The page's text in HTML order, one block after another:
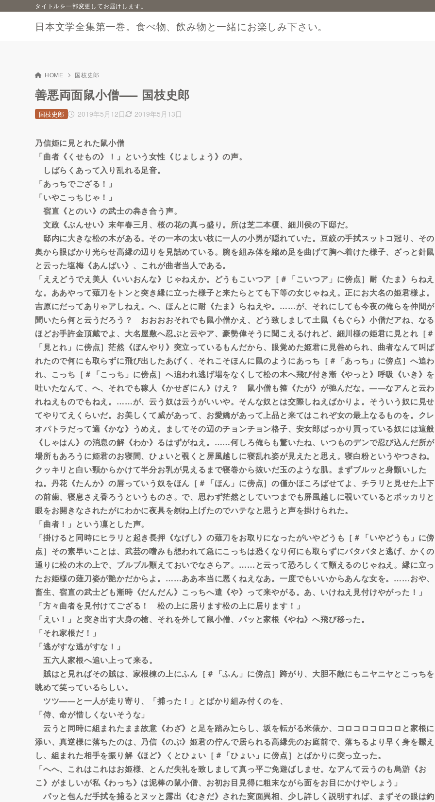
日本文学全集第一巻。食べ物、飲み物と一緒にお楽しみ下さい。
タイトルを一部変更してお届けします。
HOME 国枝史郎
善悪両面鼠小僧—– 国枝史郎
2019年5月12日 2019年5月13日
国枝史郎
乃信姫に見とれた鼠小僧
「曲者《くせもの》！」という女性《じょしょう》の声。
しばらくあって入り乱れる足音。
「あっちでござる！」
「いやこっちじゃ！」
宿直《とのい》の武士の犇き合う声。
文政《ぶんせい》末年春三月、桜の花の真っ盛り。所は芝二本榎、細川侯の下邸だ。
邸内に大きな松の木がある。その一本の太い枝に一人の小男が隠れていた。豆絞の手拭スットコ冠り、その
奥から眼ばかり光らせ高縁の辺りを見詰めている。腕を組み体を縮め足を曲げて胸へ着けた様子、ざっと針鼠
と云った塩梅《あんばい》、これが曲者当人である。
「ええどうでえ美人《いいおんな》じゃねえか。どうもこいつア［＃「こいつア」に傍点］耐《たま》らねえ
な。ああやって薙刀をトンと突き縁に立った様子と来たらとても下等の女じゃねえ。正にお大名の姫君様よ。
吉原にだってありゃアしねえ。へ、ほんとに耐《たま》らねえや。……が、それにしても今夜の俺らを仲間が
聞いたら何と云うだろう？ おおおおそれでも鼠小僧かえ、どう致しまして土鼠《もぐら》小僧だアね、なる
ほどお手許金頂戴でよ、大名屋敷へ忍ぶと云やア、豪勢偉そうに聞こえるけれど、細川様の姫君に見とれ［＃
「見とれ」に傍点］茫然《ぼんやり》突立っているもんだから、眼覚めた姫君に見咎められ、曲者なんて叫ば
れたので何にも取らずに飛び出したあげく、それこそほんに鼠のようにあっち［＃「あっち」に傍点］へ追わ
れ、こっち［＃「こっち」に傍点］へ追われ逃げ場をなくして松の木へ飛び付き漸《やっと》呼吸《いき》を
吐いたなんて、へ、それでも稼人《かせぎにん》けえ？ 鼠小僧も箍《たが》が弛んだな。――なアんと云わ
れねえものでもねえ。……が、云う奴は云うがいいや。そんな奴とは交際しねえばかりよ。そういう奴に見せ
てやりてえくらいだ。お美しくて威があって、お愛嬌があって上品と来てはこれぞ女の最上なるものを。クレ
オパトラだって適《かな》うめえ。ましてその辺のチョンチョン格子、安女郎ばっかり買っている奴には這般
《しゃはん》の消息の解《わか》るはずがねえ。……何しろ俺らも驚いたね、いつものデンで忍び込んだ所が
場所もあろうに姫君のお寝間、ひょいと覗くと屏風越しに寝乱れ姿が見えたと思え。寝白粉というやつさね。
クッキリと白い頸からかけて半分お乳が見えるまで寝巻から抜いだ玉のような肌。まずブルッと身顫いした
ね。丹花《たんか》の唇っていう奴をほん［＃「ほん」に傍点］の僅かほころばせてよ、チラリと見せた上下
の前歯、寝息さえ香ろうというものさ。で、思わず茫然としていつまでも屏風越しに覗いているとポッカリと
眼をお開きなされたがにわかに夜具を刎ね上げたのでハテなと思うと声を掛けられた。
「曲者！」という凜とした声。
「掛けると同時にヒラリと起き長押《なげし》の薙刀をお取りになったがいやどうも［＃「いやどうも」に傍
点］その素早いことは、武芸の嗜みも想われて急にこっちは恐くなり何にも取らずにバタバタと逃げ、かくの
通りに松の木の上で、ブルブル顫えておいでなさらア。……と云って恐ろしくて顫えるのじゃねえ。縁に立っ
たお姫様の薙刀姿が艶かだからよ。……ああ本当に悪くねえなあ。一度でもいいからあんな女を。……おや、
畜生、宿直の武士ども漸時《だんだん》こっちへ遣《や》って来やがる。あ、いけねえ見付けやがった！」
「方々曲者を見付けてござる！ 松の上に居ります松の上に居ります！」
「えい！」と突き出す大身の槍、それを外して鼠小僧、パッと家根《やね》へ飛び移った。
「それ家根だ！」
「逃がすな逃がすな！」
五六人家根へ追い上って来る。
賊はと見ればその賊は、家根棟の上にふん［＃「ふん」に傍点］跨がり、大胆不敵にもニヤニヤとこっちを
眺めて笑っているらしい。
ツツ――と一人が走り寄り、「捕った！」とばかり組み付くのを、
「侍、命が惜しくないそうな」
云うと同時に組まれたまま故意《わざ》と足を踏み辷らし、坂を転がる米俵か、コロコロコロコロと家根に
添い、真逆様に落ちたのは、乃信《のぶ》姫君の佇んで居られる高縁先のお庭前で、落ちるより早く身を飜え
し、組まれた相手を振り解《ほど》くとひょい［＃「ひょい」に傍点］とばかりに突っ立った。
「へへ、これはこれはお姫様、とんだ失礼を致しまして真っ平ご免遊ばしませ。なアんて云うのも烏滸《お
こ》がましいが私《わっち》は泥棒の鼠小僧、お初お目見得に粗末ながら面をお目にかけやしょう」
パッと包んだ手拭を捕るとヌッと露出《むきだ》された変面異相、少し詳しく説明すれば、まずその眼は釣